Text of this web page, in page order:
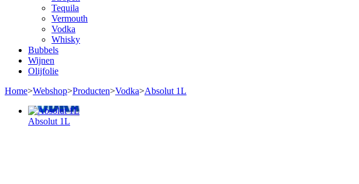
Tequila
Vermouth
Vodka
Whisky
Bubbels
Wijnen
Olijfolie
Home>Webshop>Producten>Vodka>Absolut 1L
Absolut 1L